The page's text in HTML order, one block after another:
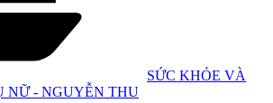
SỨC KHỎE VÀ
NỮ - NGUYỄN THU